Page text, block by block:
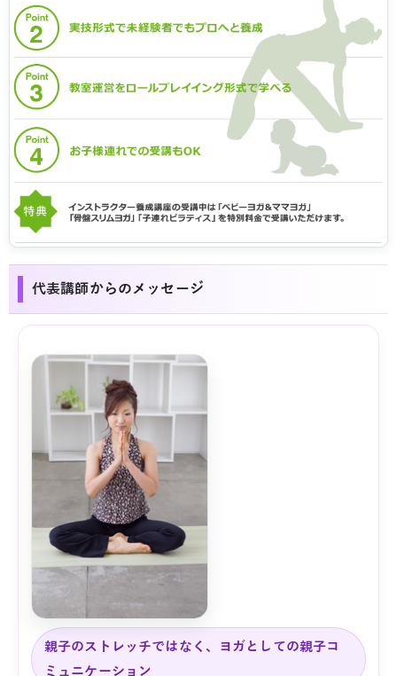
代表講師からのメッセージ
親子のストレッチではなく、ヨガとしての親子コ
ミュニケーション